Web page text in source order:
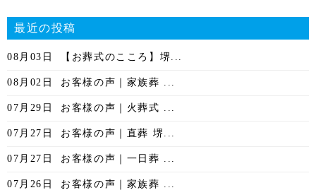
最近の投稿
08月03日 【お葬式のこころ】堺...
08月02日 お客様の声｜家族葬 ...
07月29日 お客様の声｜火葬式 ...
07月27日 お客様の声｜直葬 堺...
07月27日 お客様の声｜一日葬 ...
07月26日 お客様の声｜家族葬 ...